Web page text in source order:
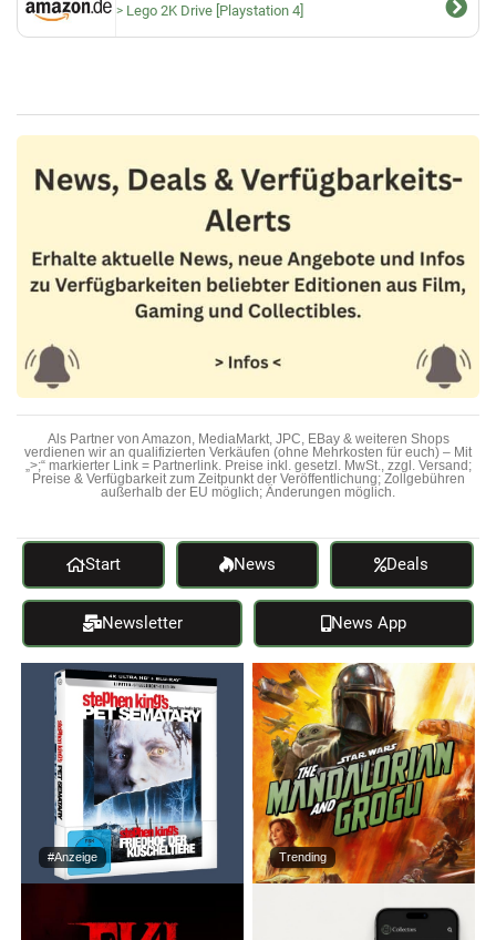
Lego 2K Drive [Playstation 4]
Als Partner von Amazon, MediaMarkt, JPC, EBay & weiteren Shops
verdienen wir an qualifizierten Verkäufen (ohne Mehrkosten für euch) – Mit
„>;“ markierter Link = Partnerlink. Preise inkl. gesetzl. MwSt., zzgl. Versand;
Preise & Verfügbarkeit zum Zeitpunkt der Veröffentlichung; Zollgebühren
außerhalb der EU möglich; Änderungen möglich.
Start News Deals
Newsletter News App
#Anzeige Trending